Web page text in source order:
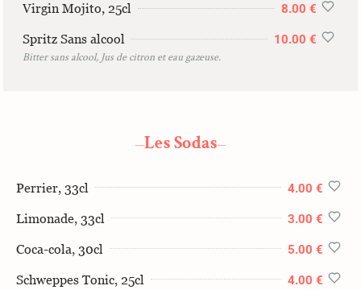
Virgin Mojito, 25cl 8.00 €
Spritz Sans alcool
10.00 €
Bitter sans alcool, Jus de citron et eau gazeuse.
—Les Sodas—
Perrier, 33cl 4.00 €
Limonade, 33cl 3.00 €
Coca-cola, 30cl 5.00 €
Schweppes Tonic, 25cl 4.00 €